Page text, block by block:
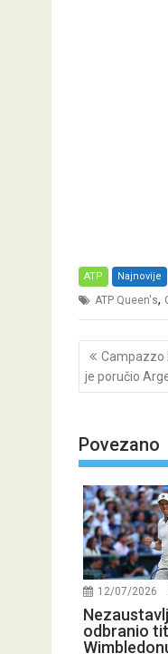
ATP Najnovije
ATP Queen's,
Post
Campazzo
je poručio
Povezano
12/07/2026
odbranio